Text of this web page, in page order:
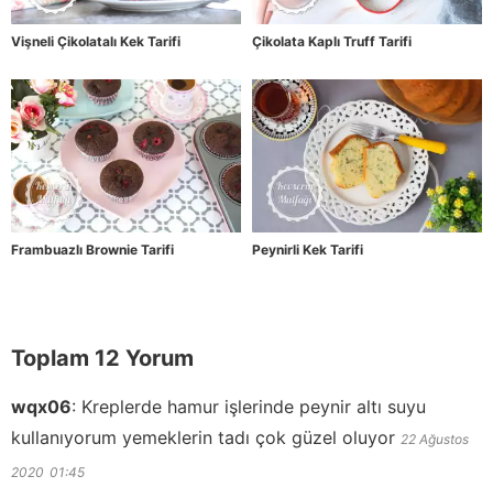
Vişneli Çikolatalı Kek Tarifi Çikolata Kaplı Truff Tarifi
Frambuazlı Brownie Tarifi Peynirli Kek Tarifi
Toplam 12 Yorum
wqx06: Kreplerde hamur işlerinde peynir altı suyu
kullanıyorum yemeklerin tadı çok güzel oluyor 22 Ağustos
2020 01:45